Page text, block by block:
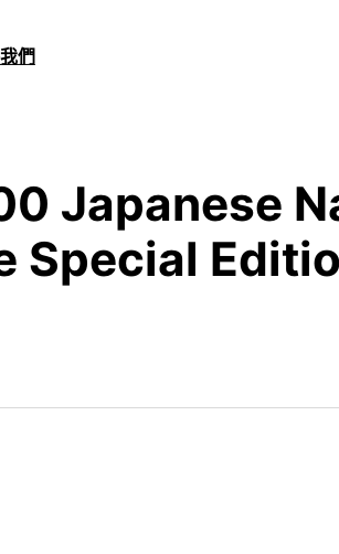
們
Japanese
Special